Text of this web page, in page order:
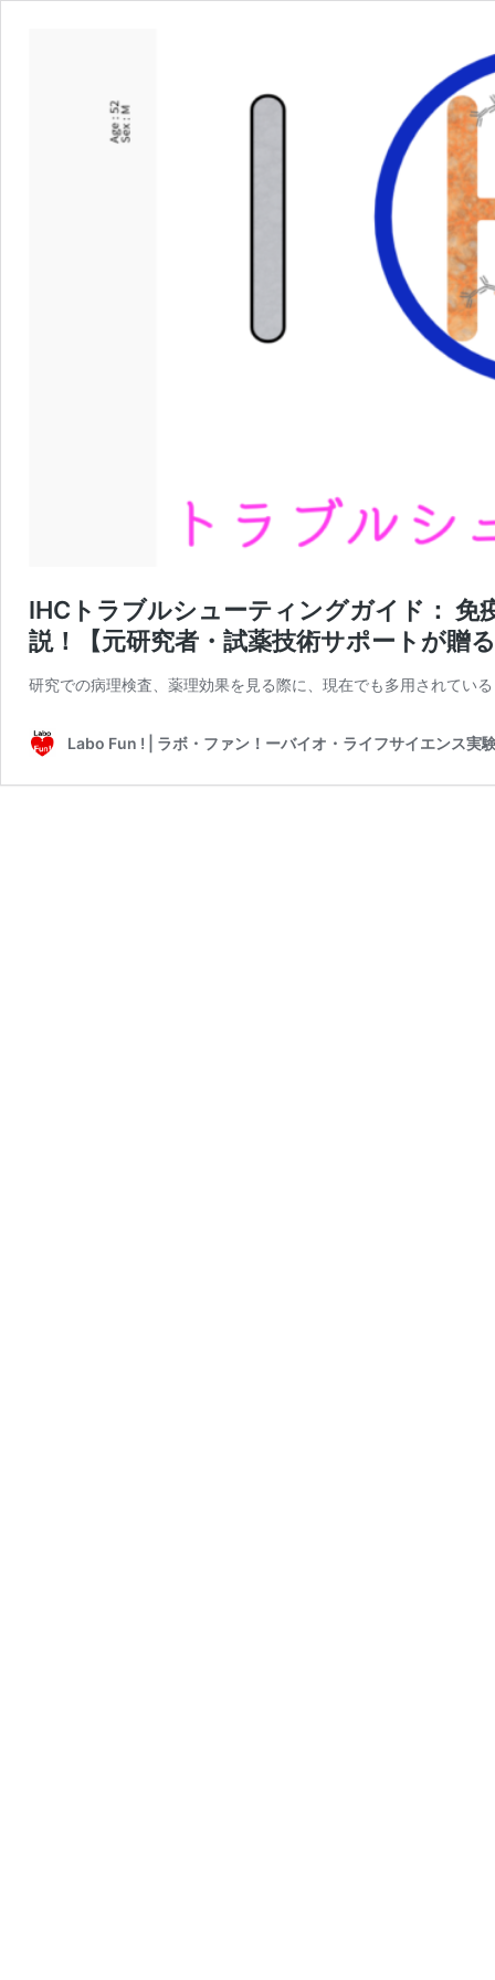
IHCトラブルシューティングガイド： 免
説！【元研究者・試薬技術サポートが贈
研究での病理検査、薬理効果を見る際に、現在でも多用されてい
Labo Fun ! | ラボ・ファン！ーバイオ・ライフサイエンス実